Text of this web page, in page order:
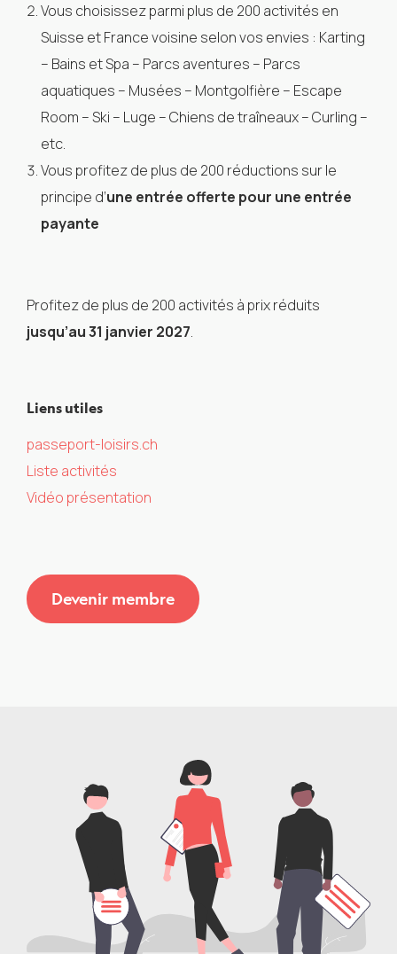
Vous choisissez parmi plus de 200 activités en
Suisse et France voisine selon vos envies : Karting
– Bains et Spa – Parcs aventures – Parcs
aquatiques – Musées – Montgolfière – Escape
Room – Ski – Luge – Chiens de traîneaux – Curling –
etc.
Vous profitez de plus de 200 réductions sur le
principe d’une entrée offerte pour une entrée
payante
Profitez de plus de 200 activités à prix réduits
jusqu’au 31 janvier 2027.
Liens utiles
passeport-loisirs.ch
Liste activités
Vidéo présentation
Devenir membre